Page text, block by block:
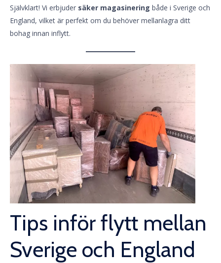
Självklart! Vi erbjuder säker magasinering både i Sverige och
England, vilket är perfekt om du behöver mellanlagra ditt
bohag innan inflytt.
Tips inför flytt mellan
Sverige och England